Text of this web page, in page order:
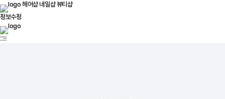
헤어샵 네일샵뷰티샵
정보수정